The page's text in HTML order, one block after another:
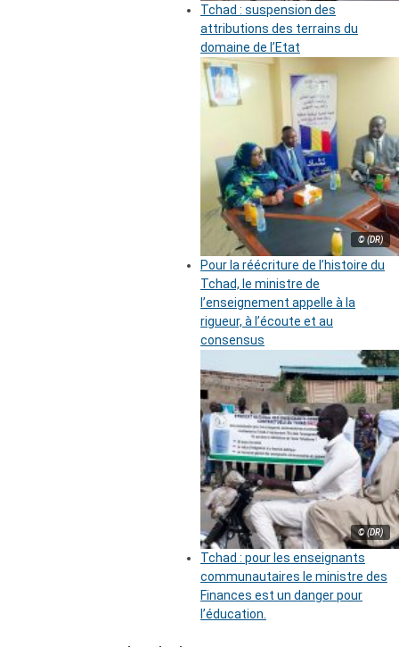
Tchad : suspension des
attributions des terrains du
domaine de l’Etat
© (DR)
Pour la réécriture de l’histoire du
Tchad, le ministre de
l’enseignement appelle à la
rigueur, à l’écoute et au
consensus
© (DR)
Tchad : pour les enseignants
communautaires le ministre des
Finances est un danger pour
l’éducation.